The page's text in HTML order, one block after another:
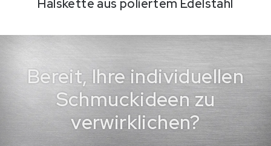
Halskette aus poliertem Edelstahl
Bereit, Ihre individuellen
Schmuckideen zu
verwirklichen?